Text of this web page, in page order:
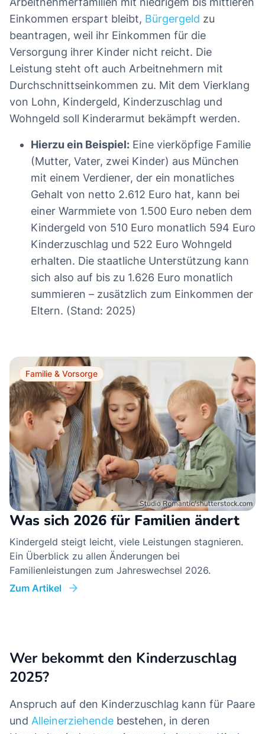
Einkommen erspart bleibt, Bürgergeld zu
beantragen, weil ihr Einkommen für die
Versorgung ihrer Kinder nicht reicht. Die
Leistung steht oft auch Arbeitnehmern mit
Durchschnittseinkommen zu. Mit dem Vierklang
von Lohn, Kindergeld, Kinderzuschlag und
Wohngeld soll Kinderarmut bekämpft werden.
Hierzu ein Beispiel: Eine vierköpfige Familie
(Mutter, Vater, zwei Kinder) aus München
mit einem Verdiener, der ein monatliches
Gehalt von netto 2.612 Euro hat, kann bei
einer Warmmiete von 1.500 Euro neben dem
Kindergeld von 510 Euro monatlich 594 Euro
Kinderzuschlag und 522 Euro Wohngeld
erhalten. Die staatliche Unterstützung kann
sich also auf bis zu 1.626 Euro monatlich
summieren – zusätzlich zum Einkommen der
Eltern. (Stand: 2025)
Familie & Vorsorge
Was sich 2026 für Familien ändert
Kindergeld steigt leicht, viele Leistungen stagnieren.
Ein Überblick zu allen Änderungen bei
Familienleistungen zum Jahreswechsel 2026.
Zum Artikel
Wer bekommt den Kinderzuschlag
2025?
Anspruch auf den Kinderzuschlag kann für Paare
und Alleinerziehende bestehen, in deren